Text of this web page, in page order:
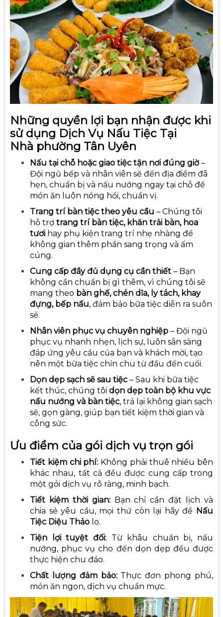
Những quyền lợi bạn nhận được khi
sử dụng Dịch Vụ Nấu Tiệc Tại
Nhà phường Tân Uyên
Nấu tại chỗ hoặc giao tiệc tận nơi đúng giờ –
Đội ngũ bếp và nhân viên sẽ đến địa điểm đã
hẹn, chuẩn bị và nấu nướng ngay tại chỗ để
món ăn luôn nóng hổi, chuẩn vị.
Trang trí bàn tiệc theo yêu cầu – Chúng tôi
hỗ trợ trang trí bàn tiệc, khăn trải bàn, hoa
tươi hay phụ kiện trang trí nhẹ nhàng để
không gian thêm phần sang trọng và ấm
cúng.
Cung cấp đầy đủ dụng cụ cần thiết – Bạn
không cần chuẩn bị gì thêm, vì chúng tôi sẽ
mang theo bàn ghế, chén dĩa, ly tách, khay
đựng, bếp nấu, đảm bảo bữa tiệc diễn ra suôn
sẻ.
Nhân viên phục vụ chuyên nghiệp – Đội ngũ
phục vụ nhanh nhẹn, lịch sự, luôn sẵn sàng
đáp ứng yêu cầu của bạn và khách mời, tạo
nên một bữa tiệc chỉn chu từ đầu đến cuối.
Dọn dẹp sạch sẽ sau tiệc – Sau khi bữa tiệc
kết thúc, chúng tôi dọn dẹp toàn bộ khu vực
nấu nướng và bàn tiệc, trả lại không gian sạch
sẽ, gọn gàng, giúp bạn tiết kiệm thời gian và
công sức.
Ưu điểm của gói dịch vụ trọn gói
Tiết kiệm chi phí: Không phải thuê nhiều bên
khác nhau, tất cả đều được cung cấp trong
một gói dịch vụ rõ ràng, minh bạch.
Tiết kiệm thời gian:Bạn chỉ cần đặt lịch và
chia sẻ yêu cầu, mọi thứ còn lại hãy để Nấu
Tiệc Diệu Thảo lo.
Tiện lợi tuyệt đối:Từ khâu chuẩn bị, nấu
nướng, phục vụ cho đến dọn dẹp đều được
thực hiện chu đáo.
Chất lượng đảm bảo:Thực đơn phong phú,
món ăn ngon, dịch vụ chuẩn mực.